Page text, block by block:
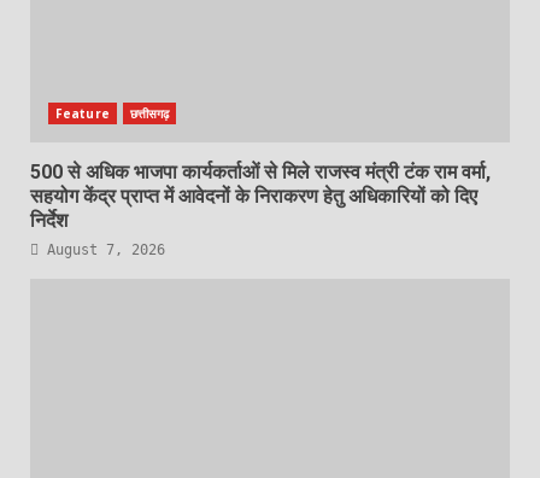
Feature छत्तीसगढ़
500 से अधिक भाजपा कार्यकर्ताओं से मिले राजस्व मंत्री टंक राम वर्मा,
सहयोग केंद्र प्राप्त में आवेदनों के निराकरण हेतु अधिकारियों को दिए
निर्देश
August 7, 2026